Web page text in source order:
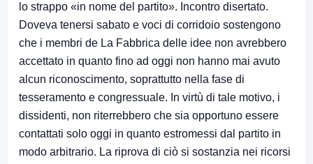
lo strappo «in nome del partito». Incontro disertato.
Doveva tenersi sabato e voci di corridoio sostengono
che i membri de La Fabbrica delle idee non avrebbero
accettato in quanto fino ad oggi non hanno mai avuto
alcun riconoscimento, soprattutto nella fase di
tesseramento e congressuale. In virtù di tale motivo, i
dissidenti, non riterrebbero che sia opportuno essere
contattati solo oggi in quanto estromessi dal partito in
modo arbitrario. La riprova di ciò si sostanzia nei ricorsi